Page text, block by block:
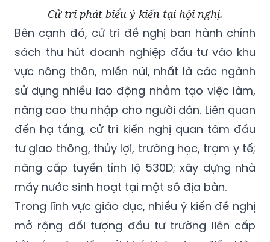
Cử tri phát biểu ý kiến tại hội nghị.
Bên cạnh đó, cử tri đề nghị ban hành chính
sách thu hút doanh nghiệp đầu tư vào khu
vực nông thôn, miền núi, nhất là các ngành
sử dụng nhiều lao động nhằm tạo việc làm,
nâng cao thu nhập cho người dân. Liên quan
đến hạ tầng, cử tri kiến nghị quan tâm đầu
tư giao thông, thủy lợi, trường học, trạm y tế;
nâng cấp tuyến tỉnh lộ 530D; xây dựng nhà
máy nước sinh hoạt tại một số địa bàn.
Trong lĩnh vực giáo dục, nhiều ý kiến đề nghị
mở rộng đối tượng đầu tư trường liên cấp